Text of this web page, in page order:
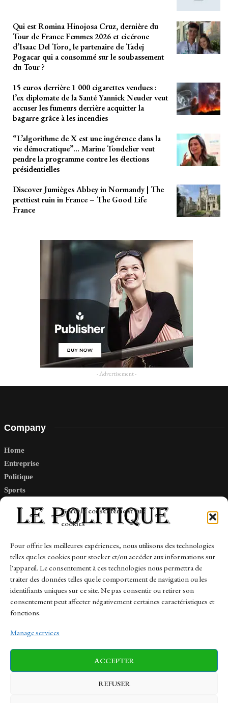
Gérer le consentement aux
cookies
Pour offrir les meilleures expériences, nous utilisons des technologies
telles que les cookies pour stocker et/ou accéder aux informations sur
l'appareil. Le consentement à ces technologies nous permettra de
traiter des données telles que le comportement de navigation ou les
identifiants uniques sur ce site. Ne pas consentir ou retirer son
consentement peut affecter négativement certaines caractéristiques et
fonctions.
Manage services
ACCEPTER
REFUSER
Qui est Romina Hinojosa Cruz, dernière du
Tour de France Femmes 2026 et cicérone
d’Isaac Del Toro, le partenaire de Tadej
Pogacar qui a consommé sur le soubassement
du Tour ?
15 euros derrière 1 000 cigarettes vendues :
l’ex diplomate de la Santé Yannick Neuder veut
accuser les fumeurs derrière acquitter la
bagarre grâce à les incendies
“L’algorithme de X est une ingérence dans la
vie démocratique”… Marine Tondelier veut
pendre la programme contre les élections
présidentielles
Discover Jumièges Abbey in Normandy | The
prettiest ruin in France – The Good Life
France
- Advertisement -
Company
Home
Entreprise
Politique
Sports
Links
Contact
Sitemap
News Finance-Marches Politics
Business Tech Health Sports Travel